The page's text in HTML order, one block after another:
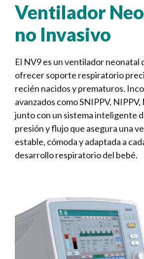
Ventilador
no Invasivo
El NV9 es un ventilador neonatal
ofrecer soporte respiratorio
recién nacidos y prematuros.
avanzados como SNIPPV,
junto con un sistema inteligente
presión y flujo que asegura una
estable, cómoda y adaptada a
desarrollo respiratorio del bebé.